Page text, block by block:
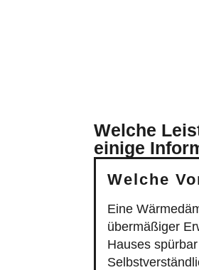
Welche
einige
Welche
Eine
übermäßiger
Hauses